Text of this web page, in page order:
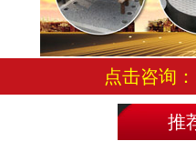
点击咨询：
推
连廊支座
滑动铰支座